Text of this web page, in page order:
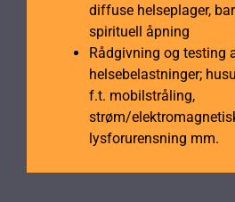
diffuse helseplager,
spirituell åpning
Rådgivning og testing
helsebelastninger;
f.t. mobilstråling,
strøm/
lysforurensning mm.